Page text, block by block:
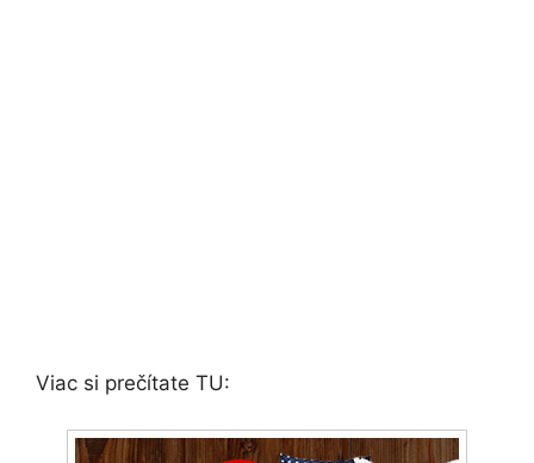
Viac si prečítate TU: